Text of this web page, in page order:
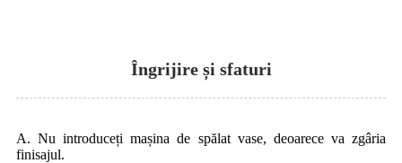
Îngrijire și sfaturi
A. Nu introduceți mașina de spălat vase, deoarece va zgâria
finisajul.